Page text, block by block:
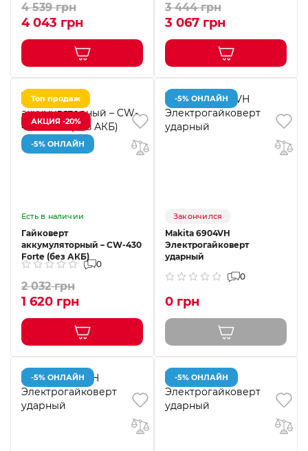
4 539 грн
4 043 грн
3 444 грн
3 067 грн
Топ продаж
АКЦИЯ -20%
-5% ОНЛАЙН
Есть в наличии
Гайковерт
аккумуляторный – CW-430
Forte (без АКБ)
0
2 032 грн
1 620 грн
-5% ОНЛАЙН
Закончился
Makita 6904VH
Электрогайковерт
ударный
0
0 грн
-5% ОНЛАЙН -5% ОНЛАЙН